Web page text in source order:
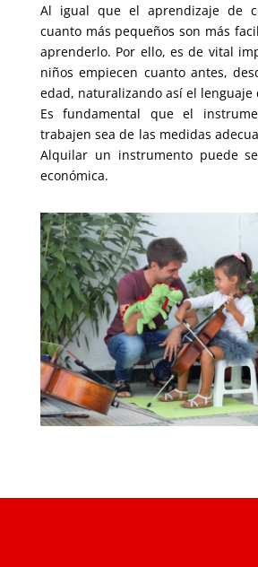
Al igual que el aprendizaje de
cuanto más pequeños son más
aprenderlo. Por ello, es de vital
niños empiecen cuanto antes,
edad, naturalizando así el lenguaje
Es fundamental que el
trabajen sea de las medidas
Alquilar un instrumento puede
económica.